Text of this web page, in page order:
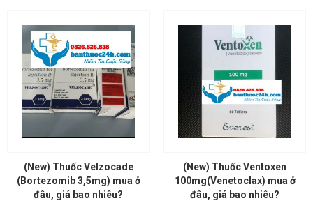
(New) Thuốc Velzocade
(Bortezomib 3,5mg) mua ở
đâu, giá bao nhiêu?
(New) Thuốc Ventoxen
100mg(Venetoclax) mua ở
đâu, giá bao nhiêu?